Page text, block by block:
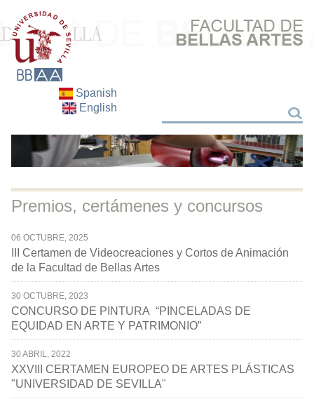
Spanish
English
Buscar
Premios, certámenes y concursos
06 OCTUBRE, 2025
III Certamen de Videocreaciones y Cortos de Animación
de la Facultad de Bellas Artes
30 OCTUBRE, 2023
CONCURSO DE PINTURA “PINCELADAS DE
EQUIDAD EN ARTE Y PATRIMONIO”
30 ABRIL, 2022
XXVIII CERTAMEN EUROPEO DE ARTES PLÁSTICAS
"UNIVERSIDAD DE SEVILLA"